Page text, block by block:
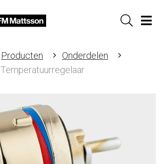
Sök
Producten
Onderdelen
Temperatuurregelaar